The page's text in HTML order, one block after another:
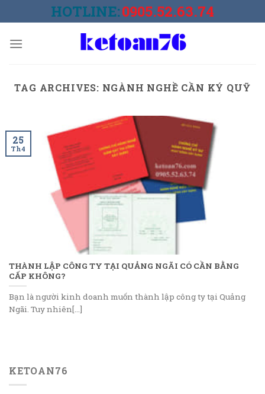
to
HOTLINE:0905.52.63.74
TAG ARCHIVES: NGÀNH NGHỀ CẦN KÝ QUỸ
THÀNH LẬP CÔNG TY TẠI QUẢNG NGÃI CÓ CẦN BẰNG
CẤP KHÔNG?
Bạn là người kinh doanh muốn thành lập công ty tại Quảng
Ngãi. Tuy nhiên[...]
25
Th4
KETOAN76